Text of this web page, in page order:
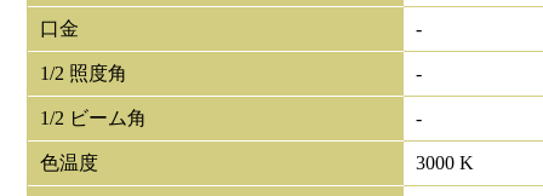
口金 -
1/2 照度角 -
1/2 ビーム角 -
色温度 3000 K